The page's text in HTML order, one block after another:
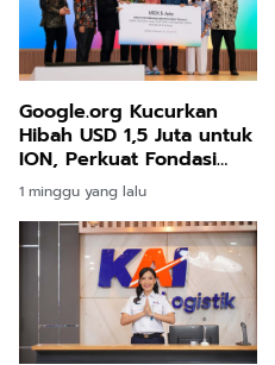
Google.org Kucurkan
Hibah USD 1,5 Juta untuk
ION, Perkuat Fondasi
Perdagangan Digital
Terbuka Indonesia
1 minggu yang lalu